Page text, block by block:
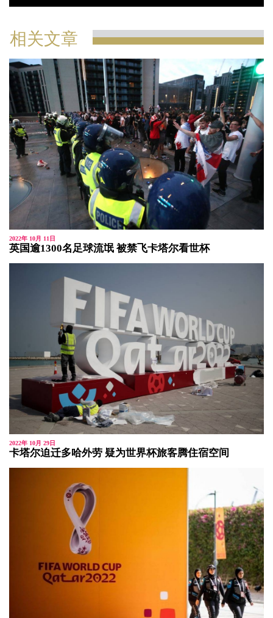
相关文章
2022年 10月 11日
英国逾1300名足球流氓 被禁飞卡塔尔看世杯
2022年 10月 29日
卡塔尔迫迁多哈外劳 疑为世界杯旅客腾住宿空间